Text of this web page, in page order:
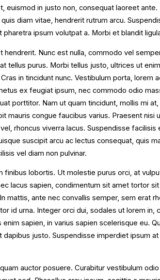
euismod in justo non, consequat laoreet ante.
diam vitae, hendrerit rutrum arcu.
ipsum volutpat a. Morbi et blandit
hendrerit. Nunc est nulla, commodo vel
tellus purus. Morbi tellus justo, ultrices ut
in tincidunt nunc. Vestibulum porta, lorem
ex feugiat ipsum, nec commodo odio
porttitor. Nam ut quam tincidunt, mollis mi at,
mauris congue faucibus varius. Praesent nisi
rhoncus viverra lacus. Suspendisse facilisis
suscipit arcu ac lectus consequat, quis
vel diam non pulvinar.
finibus lobortis. Ut molestie purus orci, at
lacus sapien, condimentum sit amet tortor
mattis, ante nec convallis semper, sem erat
id urna. Integer orci dui, sodales ut lorem in,
sapien, in varius sapien scelerisque eu.
dapibus justo. Suspendisse imperdiet ipsum at
auctor posuere. Curabitur vestibulum